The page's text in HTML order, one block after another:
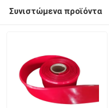
Συνιστώμενα προϊόντα